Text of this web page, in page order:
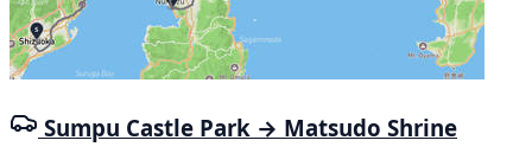
Sumpu Castle Park → Matsudo Shrine